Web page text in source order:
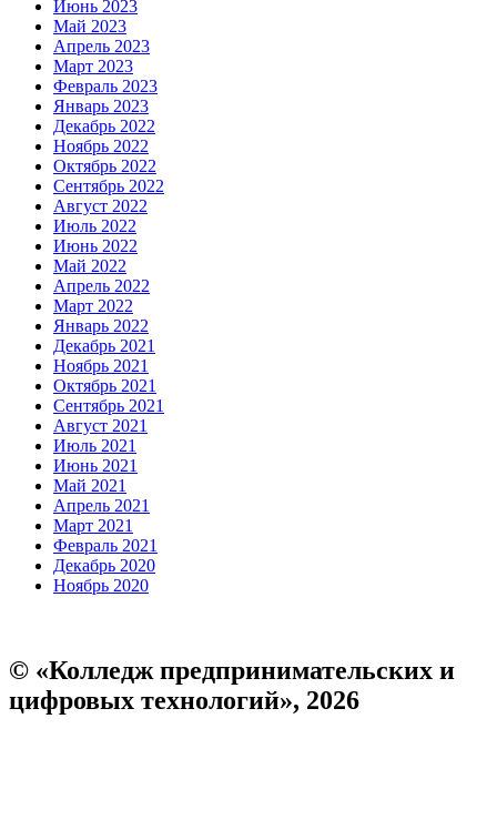
Июнь 2023
Май 2023
Апрель 2023
Март 2023
Февраль 2023
Январь 2023
Декабрь 2022
Ноябрь 2022
Октябрь 2022
Сентябрь 2022
Август 2022
Июль 2022
Июнь 2022
Май 2022
Апрель 2022
Март 2022
Январь 2022
Декабрь 2021
Ноябрь 2021
Октябрь 2021
Сентябрь 2021
Август 2021
Июль 2021
Июнь 2021
Май 2021
Апрель 2021
Март 2021
Февраль 2021
Декабрь 2020
Ноябрь 2020
© «Колледж предпринимательских и
цифровых технологий», 2026